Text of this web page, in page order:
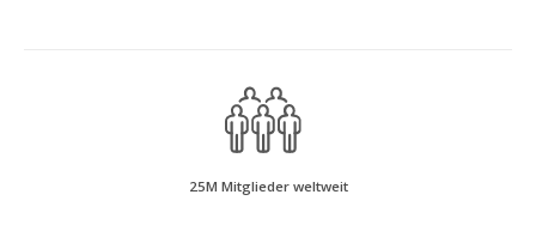
25M Mitglieder weltweit